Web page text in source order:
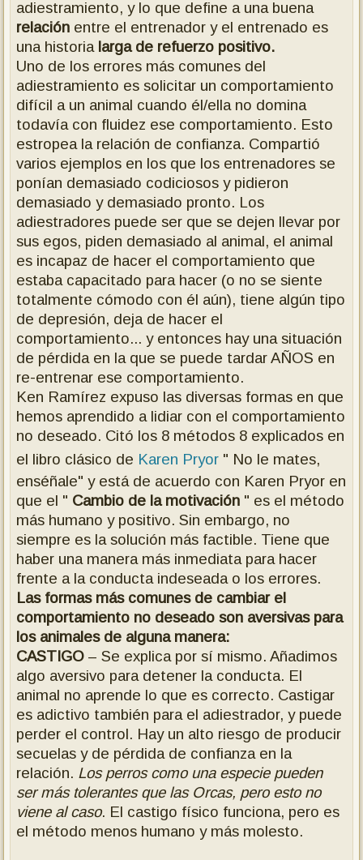
adiestramiento, y lo que define a una buena
relación entre el entrenador y el entrenado es
una historia larga de refuerzo positivo.
Uno de los errores más comunes del
adiestramiento es solicitar un comportamiento
difícil a un animal cuando él/ella no domina
todavía con fluidez ese comportamiento. Esto
estropea la relación de confianza. Compartió
varios ejemplos en los que los entrenadores se
ponían demasiado codiciosos y pidieron
demasiado y demasiado pronto. Los
adiestradores puede ser que se dejen llevar por
sus egos, piden demasiado al animal, el animal
es incapaz de hacer el comportamiento que
estaba capacitado para hacer (o no se siente
totalmente cómodo con él aún), tiene algún tipo
de depresión, deja de hacer el
comportamiento... y entonces hay una situación
de pérdida en la que se puede tardar AÑOS en
re-entrenar ese comportamiento.
Ken Ramírez expuso las diversas formas en que
hemos aprendido a lidiar con el comportamiento
no deseado. Citó los 8 métodos 8 explicados en
el libro clásico de Karen Pryor " No le mates,
enséñale" y está de acuerdo con Karen Pryor en
que el " Cambio de la motivación " es el método
más humano y positivo. Sin embargo, no
siempre es la solución más factible. Tiene que
haber una manera más inmediata para hacer
frente a la conducta indeseada o los errores.
Las formas más comunes de cambiar el
comportamiento no deseado son aversivas para
los animales de alguna manera:
CASTIGO – Se explica por sí mismo. Añadimos
algo aversivo para detener la conducta. El
animal no aprende lo que es correcto. Castigar
es adictivo también para el adiestrador, y puede
perder el control. Hay un alto riesgo de producir
secuelas y de pérdida de confianza en la
relación. Los perros como una especie pueden
ser más tolerantes que las Orcas, pero esto no
viene al caso. El castigo físico funciona, pero es
el método menos humano y más molesto.